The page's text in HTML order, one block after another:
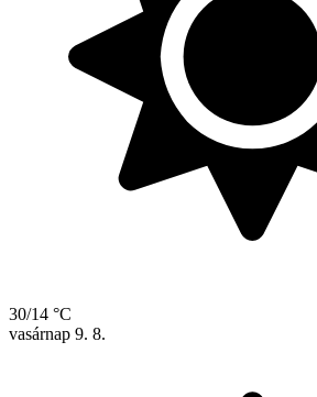
30/14 °C
vasárnap 9. 8.